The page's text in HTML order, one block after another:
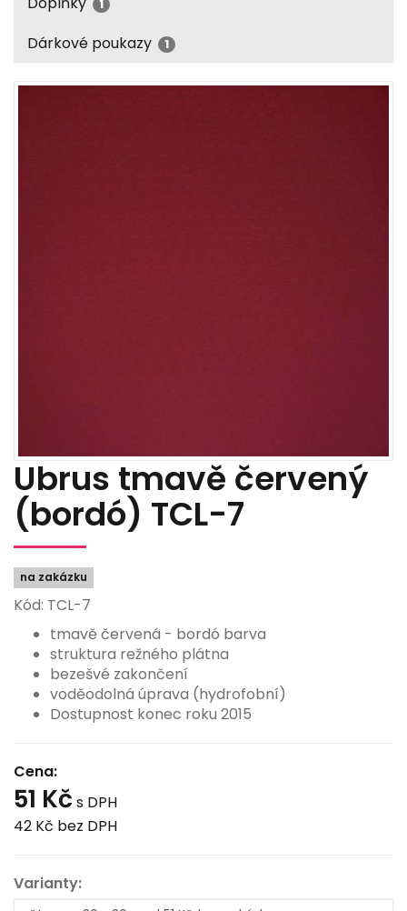
1
Dárkové poukazy 1
Ubrus tmavě červený
(bordó) TCL-7
na zakázku
Kód: TCL-7
tmavě červená - bordó barva
struktura režného plátna
bezešvé zakončení
voděodolná úprava (hydrofobní)
Dostupnost konec roku 2015
Cena:
51 Kč s DPH
42 Kč bez DPH
Varianty: